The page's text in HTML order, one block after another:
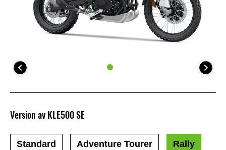
Version av KLE500 SE
Standard Adventure Tourer Rally